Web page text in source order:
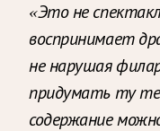
«Это не
воспринимает
не нарушая
придумать ту
содержание